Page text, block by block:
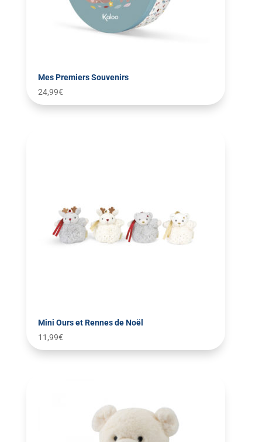
Mes Premiers Souvenirs
24,99€
Mini Ours et Rennes de Noël
11,99€